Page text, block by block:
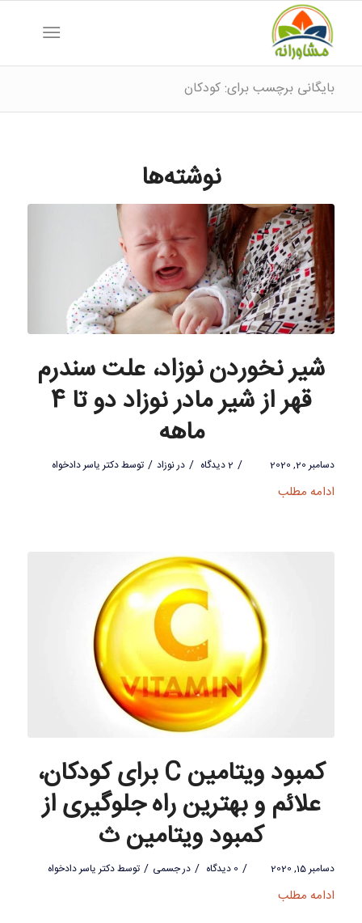
بایگانی برچسب برای: کودکان
نوشته‌ها
شیر نخوردن نوزاد، علت سندرم
قهر از شیر مادر نوزاد دو تا 4
ماهه
دسامبر 20, 2020 / 2 دیدگاه / درنوزاد / توسطدکتر یاسر دادخواه
ادامه مطلب
کمبود ویتامین C برای کودکان،
علائم و بهترین راه جلوگیری از
کمبود ویتامین ث
دسامبر 15, 2020 / 0 دیدگاه / درجسمی / توسطدکتر یاسر دادخواه
ادامه مطلب